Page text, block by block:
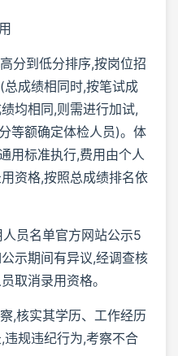
分到低分排序,按岗位招
总成绩相同时,按笔试成
均相同,则需进行加试,
等额确定体检人员)。体
用标准执行,费用由个人
资格,按照总成绩排名依
员名单官方网站公示5
示期间有异议,经调查核
取消录用资格。
,核实其学历、工作经历
规违纪行为,考察不合